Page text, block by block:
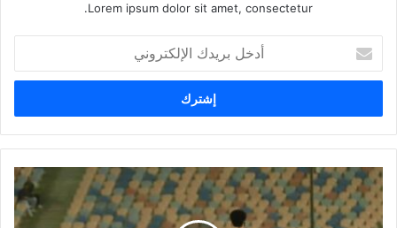
Lorem ipsum dolor sit amet, consectetur.
خ
ب
ر
د
ك